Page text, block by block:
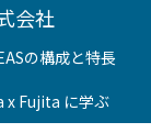
会社
の構成と特長
x Fujita に学ぶ